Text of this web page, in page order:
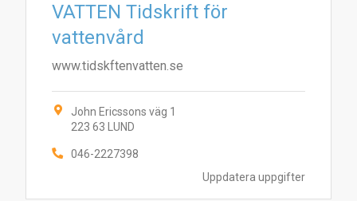
Uppdatera uppgifter
VATTEN Tidskrift för
vattenvård
www.tidskftenvatten.se
John Ericssons väg 1
223 63 LUND
046-2227398